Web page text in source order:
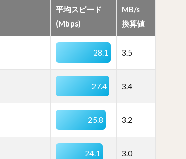
平均スピード
(Mbps)
MB/s
換算値
28.1 3.5
27.4 3.4
25.8 3.2
24.1 3.0